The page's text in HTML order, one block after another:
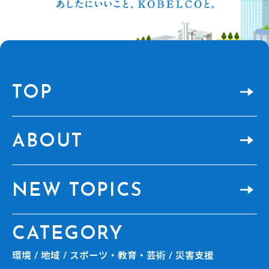
TOP
ABOUT
NEW TOPICS
CATEGORY
環境 地域 スポーツ・教育・芸術 災害支援